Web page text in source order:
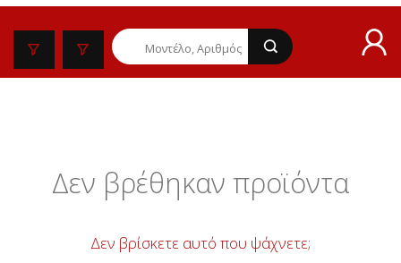
Δεν βρέθηκαν προϊόντα
Δεν βρίσκετε αυτό που ψάχνετε;